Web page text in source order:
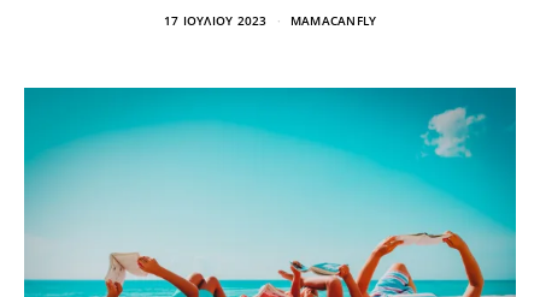
17 ΙΟΥΛΊΟΥ 2023 MAMACANFLY